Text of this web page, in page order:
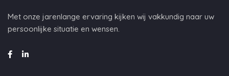
Met onze jarenlange ervaring kijken wij vakkundig naar uw
persoonlijke situatie en wensen.